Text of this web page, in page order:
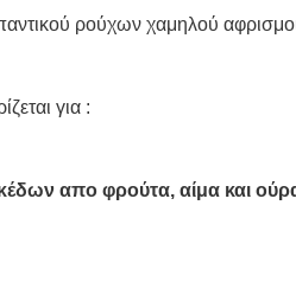
ρούχων χαμηλού
για :
απο φρούτα, αίμα και